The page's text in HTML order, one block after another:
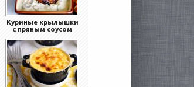
Куриные крылышки
с пряным соусом